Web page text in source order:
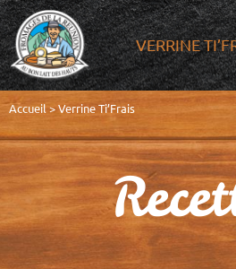
VERRINE
Accueil >Verrine Ti’Frais